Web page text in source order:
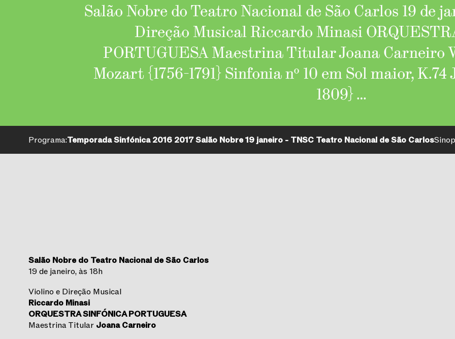
Salão Nobre do Teatro Nacional de São Carlos 19 de
Direção Musical Riccardo Minasi
PORTUGUESA Maestrina Titular Joana Carneiro
Mozart {1756-1791} Sinfonia nº 10 em Sol maior, K.74
1809} …
Programa:Temporada Sinfónica 2016 2017 Salão Nobre 19 janeiro - TNSC Teatro Nacional de São Carlos
Salão Nobre do Teatro Nacional de São Carlos
19 de janeiro, às 18h
Violino e Direção Musical
Riccardo Minasi
ORQUESTRA SINFÓNICA PORTUGUESA
Maestrina Titular Joana Carneiro